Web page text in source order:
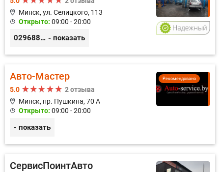
Минск, ул. Селицкого, 113
Открыто: 09:00 - 20:00
0296889898 - показать
Рекомендовано
Авто-Мастер
5.0
2 отзыва
Минск, пр. Пушкина, 70 А
Открыто: 09:00 - 20:00
- показать
СервисПоинтАвто